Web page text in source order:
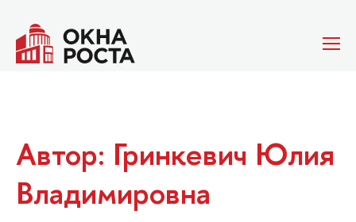
Автор: Гринкевич Юлия
Владимировна